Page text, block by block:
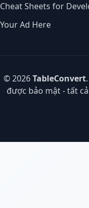
Cheat Sheets for
Your Ad Here
© 2026TableConvert
được bảo mật - tất